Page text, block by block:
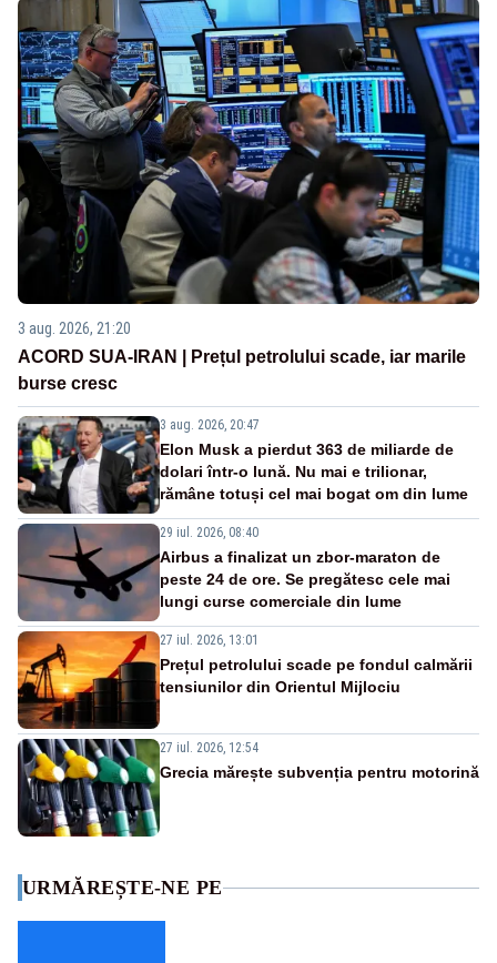
3 aug. 2026, 21:20
ACORD SUA-IRAN | Prețul petrolului scade, iar marile
burse cresc
3 aug. 2026, 20:47
Elon Musk a pierdut 363 de miliarde de
dolari într-o lună. Nu mai e trilionar,
rămâne totuși cel mai bogat om din lume
29 iul. 2026, 08:40
Airbus a finalizat un zbor-maraton de
peste 24 de ore. Se pregătesc cele mai
lungi curse comerciale din lume
27 iul. 2026, 13:01
Prețul petrolului scade pe fondul calmării
tensiunilor din Orientul Mijlociu
27 iul. 2026, 12:54
Grecia mărește subvenția pentru motorină
URMĂREȘTE-NE PE